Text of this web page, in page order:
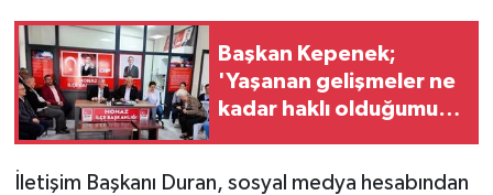
Başkan Kepenek;
'Yaşanan gelişmeler ne
kadar haklı olduğumuzu
İletişim Başkanı Duran, sosyal medya hesabından